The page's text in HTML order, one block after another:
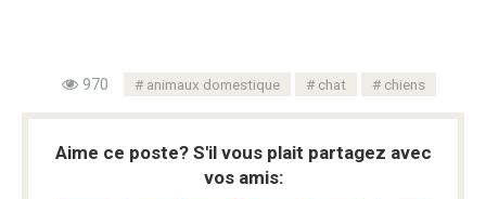
970 animaux domestique chat chiens
Aime ce poste? S'il vous plait partagez avec
vos amis: